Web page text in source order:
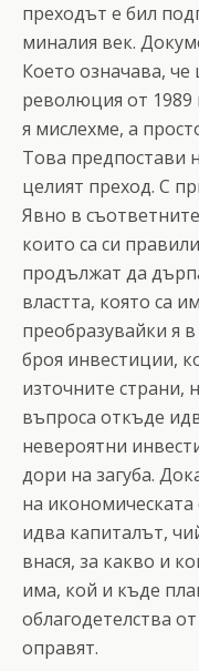
преходът е бил
миналия век.
Което означава,
революция от 1989
я мислехме, а
Това предпостави
целият преход. С
Явно в
които са си
продължат да
властта, която са
преобразувайки я
броя инвестиции,
източните страни,
въпроса откъде
невероятни
дори на загуба.
на икономическата
идва капиталът,
внася, за какво и
има, кой и къде
облагодетелства
оправят.